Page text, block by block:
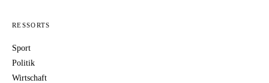
RESSORTS
Sport
Politik
Wirtschaft